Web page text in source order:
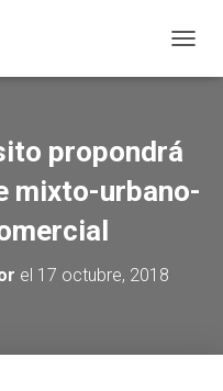
propondrá
mixto-urbano-
el 17 octubre, 2018